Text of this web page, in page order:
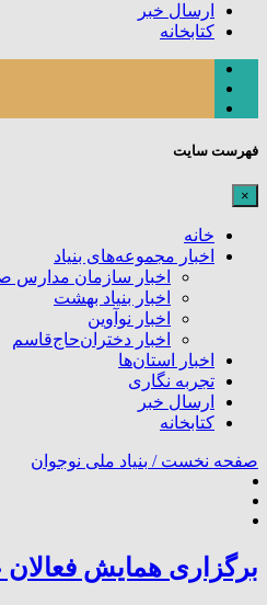
ارسال خبر
کتابخانه
فهرست سایت
×
خانه
اخبار مجموعه‌های بنیاد
اخبار سازمان مدارس
اخبار بنیاد بهشت
اخبار نوآوین
اخبار دختران‌حاج‌قاسم
اخبار استان‌ها
تجربه نگاری
ارسال خبر
کتابخانه
صفحه نخست / بنیاد ملی نوجوان
برگزاری همايش